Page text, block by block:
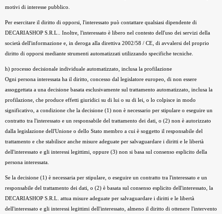
motivi di interesse pubblico.
Per esercitare il diritto di opporsi, l'interessato può contattare qualsiasi dipendente di
DECARIASHOP S.R.L.. Inoltre, l'interessato è libero nel contesto dell'uso dei servizi della
società dell'informazione e, in deroga alla direttiva 2002/58 / CE, di avvalersi del proprio
diritto di opporsi mediante strumenti automatizzati utilizzando specifiche tecniche.
h) processo decisionale individuale automatizzato, inclusa la profilazione
Ogni persona interessata ha il diritto, concesso dal legislatore europeo, di non essere
assoggettata a una decisione basata esclusivamente sul trattamento automatizzato, inclusa la
profilazione, che produce effetti giuridici su di lui o su di lei, o lo colpisce in modo
significativo, a condizione che la decisione (1) non è necessario per stipulare o eseguire un
contratto tra l'interessato e un responsabile del trattamento dei dati, o (2) non è autorizzato
dalla legislazione dell'Unione o dello Stato membro a cui è soggetto il responsabile del
trattamento e che stabilisce anche misure adeguate per salvaguardare i diritti e le libertà
dell'interessato e gli interessi legittimi, oppure (3) non si basa sul consenso esplicito della
persona interessata.
Se la decisione (1) è necessaria per stipulare, o eseguire un contratto tra l'interessato e un
responsabile del trattamento dei dati, o (2) è basata sul consenso esplicito dell'interessato, la
DECARIASHOP S.R.L. attua misure adeguate per salvaguardare i diritti e le libertà
dell'interessato e gli interessi legittimi dell'interessato, almeno il diritto di ottenere l'intervento